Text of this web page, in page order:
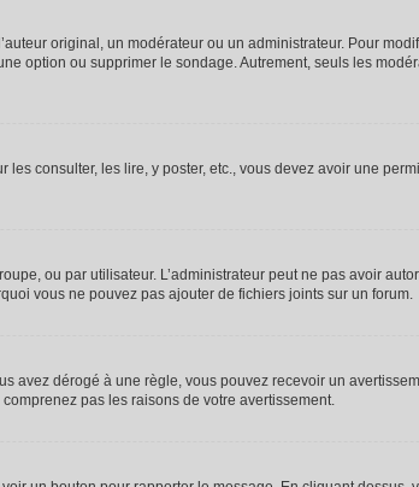
original, un modérateur ou un administrateur. Pour
option ou supprimer le sondage. Autrement, seuls les
consulter, les lire, y poster, etc., vous devez avoir une
ou par utilisateur. L’administrateur peut ne pas avoir
vous ne pouvez pas ajouter de fichiers joints sur un forum.
dérogé à une règle, vous pouvez recevoir un
pas les raisons de votre avertissement.